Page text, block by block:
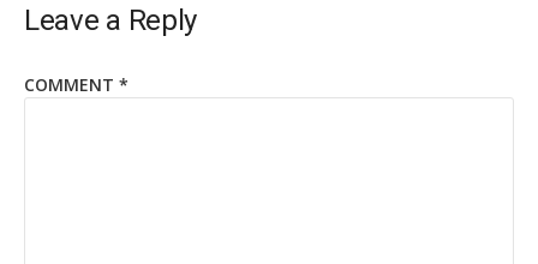
Leave a Reply
COMMENT *